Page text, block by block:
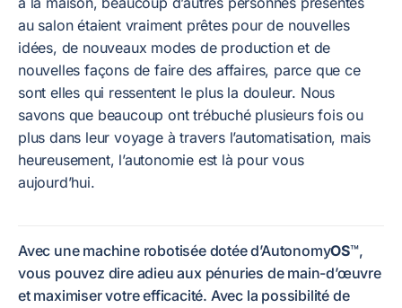
au salon étaient vraiment prêtes pour de nouvelles
idées, de nouveaux modes de production et de
nouvelles façons de faire des affaires, parce que ce
sont elles qui ressentent le plus la douleur. Nous
savons que beaucoup ont trébuché plusieurs fois ou
plus dans leur voyage à travers l’automatisation, mais
heureusement, l’autonomie est là pour vous
aujourd’hui.
Avec une machine robotisée dotée d’AutonomyOS™,
vous pouvez dire adieu aux pénuries de main-d’œuvre
et maximiser votre efficacité. Avec la possibilité de